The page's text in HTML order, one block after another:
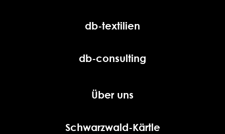
db-textilien
db-consulting
Über uns
Schwarzwald-Kärtle